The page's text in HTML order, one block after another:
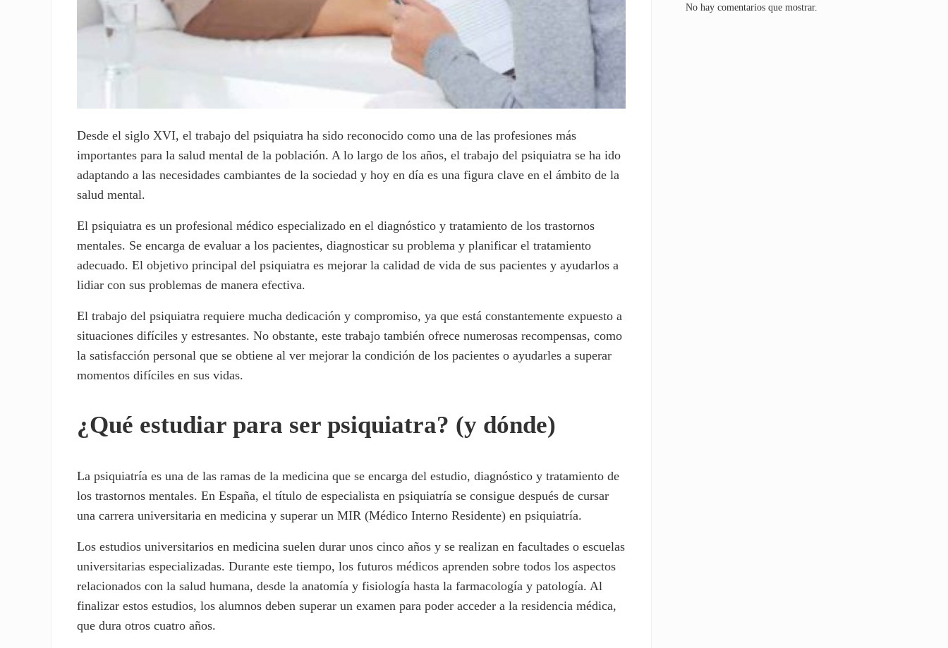
Desde el siglo XVI, el trabajo del psiquiatra ha sido reconocido como una de las profesiones más
importantes para la salud mental de la población. A lo largo de los años, el trabajo del psiquiatra se ha ido
adaptando a las necesidades cambiantes de la sociedad y hoy en día es una figura clave en el ámbito de la
salud mental.
El psiquiatra es un profesional médico especializado en el diagnóstico y tratamiento de los trastornos
mentales. Se encarga de evaluar a los pacientes, diagnosticar su problema y planificar el tratamiento
adecuado. El objetivo principal del psiquiatra es mejorar la calidad de vida de sus pacientes y ayudarlos a
lidiar con sus problemas de manera efectiva.
El trabajo del psiquiatra requiere mucha dedicación y compromiso, ya que está constantemente expuesto a
situaciones difíciles y estresantes. No obstante, este trabajo también ofrece numerosas recompensas, como
la satisfacción personal que se obtiene al ver mejorar la condición de los pacientes o ayudarles a superar
momentos difíciles en sus vidas.
¿Qué estudiar para ser psiquiatra? (y dónde)
La psiquiatría es una de las ramas de la medicina que se encarga del estudio, diagnóstico y tratamiento de
los trastornos mentales. En España, el título de especialista en psiquiatría se consigue después de cursar
una carrera universitaria en medicina y superar un MIR (Médico Interno Residente) en psiquiatría.
Los estudios universitarios en medicina suelen durar unos cinco años y se realizan en facultades o escuelas
universitarias especializadas. Durante este tiempo, los futuros médicos aprenden sobre todos los aspectos
relacionados con la salud humana, desde la anatomía y fisiología hasta la farmacología y patología. Al
finalizar estos estudios, los alumnos deben superar un examen para poder acceder a la residencia médica,
que dura otros cuatro años.
No hay comentarios que mostrar.